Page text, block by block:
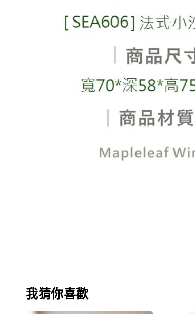
我猜你喜歡